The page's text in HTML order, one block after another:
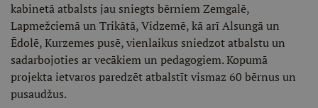
kabinetā atbalsts jau sniegts bērniem Zemgalē,
Lapmežciemā un Trikātā, Vidzemē, kā arī Alsungā un
Ēdolē, Kurzemes pusē, vienlaikus sniedzot atbalstu un
sadarbojoties ar vecākiem un pedagogiem. Kopumā
projekta ietvaros paredzēt atbalstīt vismaz 60 bērnus un
pusaudžus.